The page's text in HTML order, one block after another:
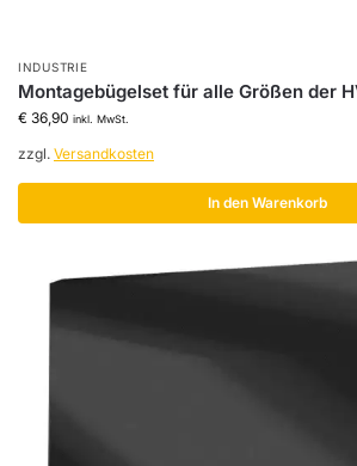
INDUSTRIE
Montagebügelset für alle Größen der
€ 36,90 inkl. MwSt.
zzgl. Versandkosten
In den Warenkorb